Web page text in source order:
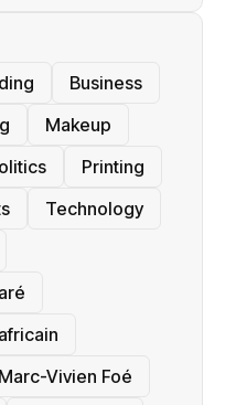
Business
Makeup
Printing
Technology
Vivien Foé